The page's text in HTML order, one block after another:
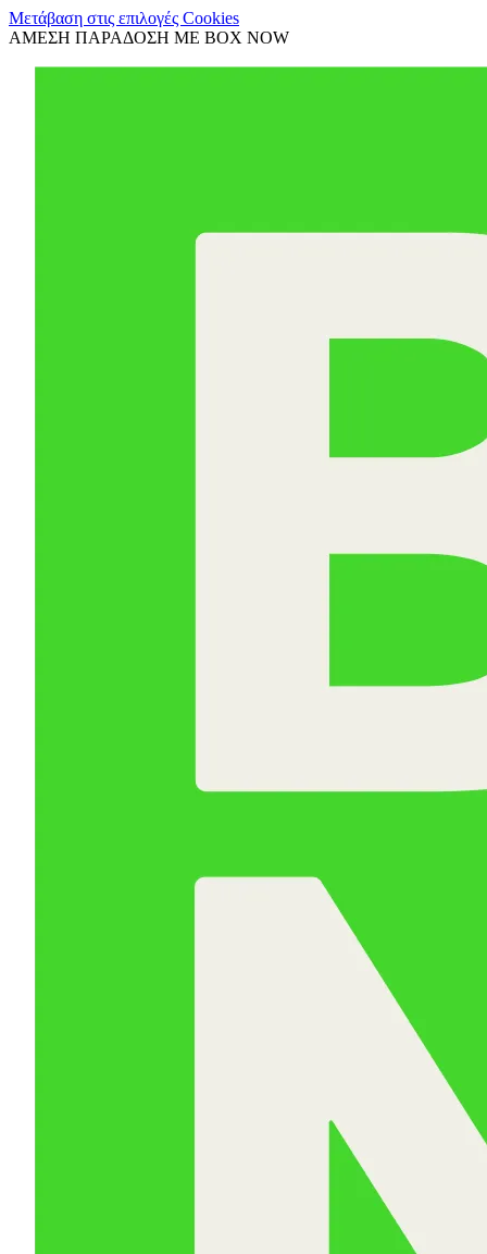
Μετάβαση στις επιλογές Cookies
ΑΜΕΣΗ ΠΑΡΑΔΟΣΗ ΜΕ BOX NOW